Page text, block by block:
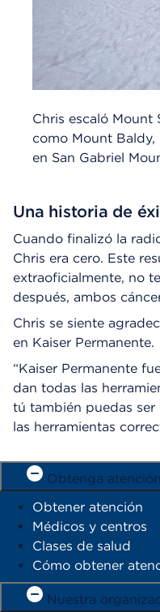
Chris escaló
como Mount Baldy,
en San Gabriel
Una historia de
Cuando finalizó la
Chris era cero. Este
extraoficialmente, no
después, ambos
Chris se siente
en Kaiser Permanente.
“Kaiser Permanente
dan todas las
tú también puedas ser
las herramientas
Obtenga atención
Obtener atención
Médicos y centros
Clases de salud
Cómo obtener
Nuestra